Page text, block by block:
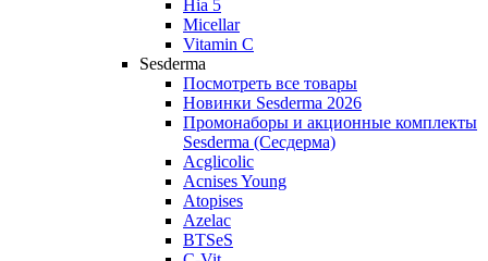
Hia 5
Micellar
Vitamin C
Sesderma
Посмотреть все товары
Новинки Sesderma 2026
Промонаборы и акционные комплекты
Sesderma (Сесдерма)
Acglicolic
Acnises Young
Atopises
Azelac
BTSeS